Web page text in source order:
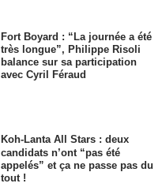
Fort Boyard : “La journée a été
très longue”, Philippe Risoli
balance sur sa participation
avec Cyril Féraud
Koh-Lanta All Stars : deux
candidats n’ont “pas été
appelés” et ça ne passe pas du
tout !